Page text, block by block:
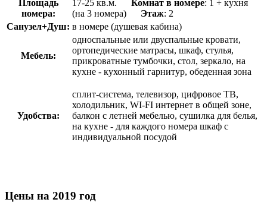
Площадь
номера:
17-25 кв.м. Комнат в номере: 1 + кухня
(на 3 номера) Этаж: 2
Санузел+Душ: в номере (душевая кабина)
Мебель:
односпальные или двуспальные кровати,
ортопедические матрасы, шкаф, стулья,
прикроватные тумбочки, стол, зеркало, на
кухне - кухонный гарнитур, обеденная зона
Удобства:
сплит-система, телевизор, цифровое ТВ,
холодильник, WI-FI интернет в общей зоне,
балкон с летней мебелью, сушилка для белья,
на кухне - для каждого номера шкаф с
индивидуальной посудой
Цены на 2019 год